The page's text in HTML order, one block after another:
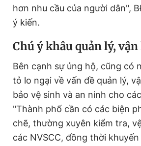
hơn nhu cầu của người dân",
ý kiến.
Chú ý khâu quản lý,
Bên cạnh sự ủng hộ, cũng có
tỏ lo ngại về vấn đề quản lý,
bảo vệ sinh và an ninh cho
"Thành phố cần có các biện
chẽ, thường xuyên kiểm tra,
các NVSCC, đồng thời